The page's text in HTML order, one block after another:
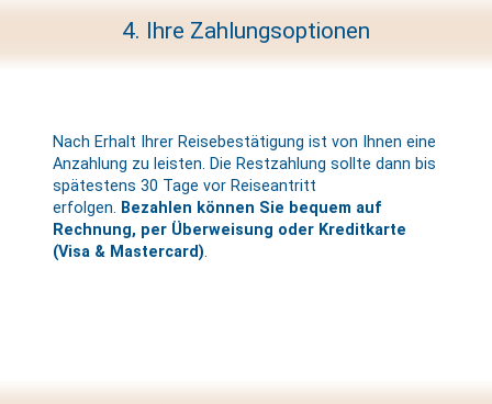
4. Ihre Zahlungsoptionen
Nach Erhalt Ihrer Reisebestätigung ist von Ihnen eine
Anzahlung zu leisten. Die Restzahlung sollte dann bis
spätestens 30 Tage vor Reiseantritt
erfolgen. Bezahlen können Sie bequem auf
Rechnung, per Überweisung oder Kreditkarte
(Visa & Mastercard).